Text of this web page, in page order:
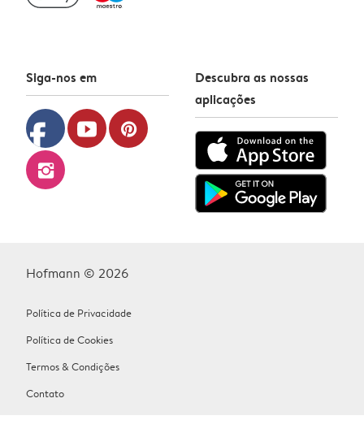
Siga-nos em
facebook youtube pinterest
instagram
Descubra as nossas
aplicações
Hofmann © 2026
Política de Privacidade
Política de Cookies
Termos & Condições
Contato